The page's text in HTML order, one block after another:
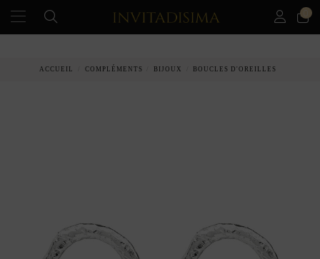
ACCUEIL COMPLÉMENTS BIJOUX BOUCLES D'OREILLES